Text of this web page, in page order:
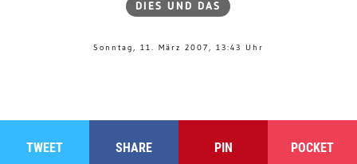
DIES UND DAS
Sonntag, 11. März 2007, 13:43 Uhr
TWEET SHARE PIN POCKET